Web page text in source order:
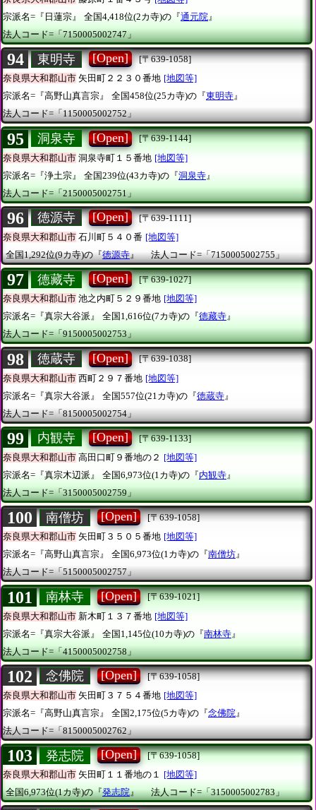
宗派名=『日蓮宗』
全国4,418位(2カ寺)の『通元院 』
法人コード=「7150005002747」
94 東明寺 [Open]
[〒639-1058]
奈良県大和郡山市 矢田町２２３０番地 [地図等]
宗派名=『高野山真言宗』
全国458位(25カ寺)の『東明寺』
法人コード=「1150005002752」
95 洞泉寺 [Open]
[〒639-1144]
奈良県大和郡山市 洞泉寺町１５番地 [地図等]
宗派名=『浄土宗』
全国239位(43カ寺)の『洞泉寺 』
法人コード=「2150005002751」
96 徳源寺 [Open]
[〒639-1111]
奈良県大和郡山市 石川町５４０番 [地図等]
全国1,292位(9カ寺)の『徳源寺』 法人コード=「7150005002755」
97 德藏寺 [Open]
[〒639-1027]
奈良県大和郡山市 池之内町５２９番地 [地図等]
宗派名=『真宗大谷派』
全国1,616位(7カ寺)の『德藏寺』
法人コード=「9150005002753」
98 徳蔵寺 [Open]
[〒639-1038]
奈良県大和郡山市 西町２９７番地 [地図等]
宗派名=『真宗大谷派』
全国557位(21カ寺)の『徳蔵寺 』
法人コード=「8150005002754」
99 内観寺 [Open]
[〒639-1133]
奈良県大和郡山市 高田口町９番地の２ [地図等]
宗派名=『真宗木辺派』
全国6,973位(1カ寺)の『内観寺 』
法人コード=「3150005002759」
100 南僧坊 [Open]
[〒639-1058]
奈良県大和郡山市 矢田町３５０５番地 [地図等]
宗派名=『高野山真言宗』
全国6,973位(1カ寺)の『南僧坊』
法人コード=「5150005002757」
101 南林寺 [Open]
[〒639-1021]
奈良県大和郡山市 新木町１３７番地 [地図等]
宗派名=『真宗大谷派』
全国1,145位(10カ寺)の『南林寺 』
法人コード=「4150005002758」
102 念佛院 [Open]
[〒639-1058]
奈良県大和郡山市 矢田町３７５４番地 [地図等]
宗派名=『高野山真言宗』
全国2,175位(5カ寺)の『念佛院 』
法人コード=「8150005002762」
103 発志院 [Open]
[〒639-1058]
奈良県大和郡山市 矢田町１１番地の１ [地図等]
全国6,973位(1カ寺)の『発志院』 法人コード=「3150005002783」